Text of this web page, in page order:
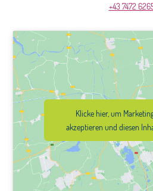
+43 7472
Klicke hier, um
akzeptieren und diesen